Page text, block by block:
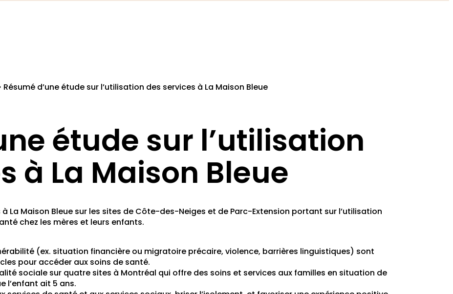
Résumé d’une étude sur l’utilisation des services à La Maison Bleue
étude sur l’utilisation
à La Maison Bleue
La Maison Bleue sur les sites de Côte-des-Neiges et de Parc-Extension portant sur l’utilisation
chez les mères et leurs enfants.
(ex. situation financière ou migratoire précaire, violence, barrières linguistiques) sont
pour accéder aux soins de santé.
sociale sur quatre sites à Montréal qui offre des soins et services aux familles en situation de
l’enfant ait 5 ans.